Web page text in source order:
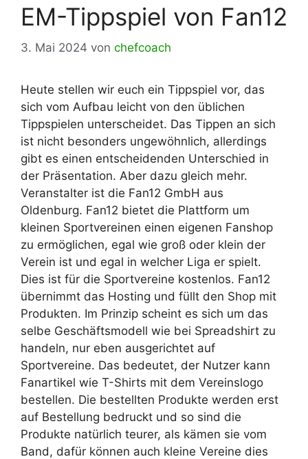
EM-Tippspiel von Fan12
3. Mai 2024 von chefcoach
Heute stellen wir euch ein Tippspiel vor, das
sich vom Aufbau leicht von den üblichen
Tippspielen unterscheidet. Das Tippen an sich
ist nicht besonders ungewöhnlich, allerdings
gibt es einen entscheidenden Unterschied in
der Präsentation. Aber dazu gleich mehr.
Veranstalter ist die Fan12 GmbH aus
Oldenburg. Fan12 bietet die Plattform um
kleinen Sportvereinen einen eigenen Fanshop
zu ermöglichen, egal wie groß oder klein der
Verein ist und egal in welcher Liga er spielt.
Dies ist für die Sportvereine kostenlos. Fan12
übernimmt das Hosting und füllt den Shop mit
Produkten. Im Prinzip scheint es sich um das
selbe Geschäftsmodell wie bei Spreadshirt zu
handeln, nur eben ausgerichtet auf
Sportvereine. Das bedeutet, der Nutzer kann
Fanartikel wie T-Shirts mit dem Vereinslogo
bestellen. Die bestellten Produkte werden erst
auf Bestellung bedruckt und so sind die
Produkte natürlich teurer, als kämen sie vom
Band, dafür können auch kleine Vereine dies